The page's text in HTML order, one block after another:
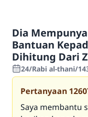
Dia
Bantuan
Dihitung Dari
24/Rabi al-thani/
Pertanyaan
Saya membantu